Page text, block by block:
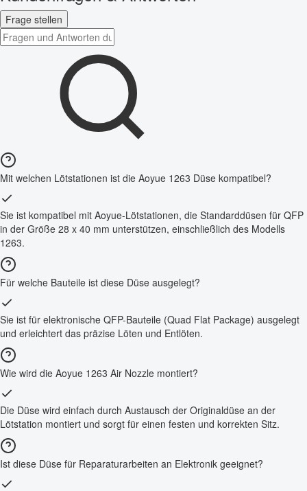
Frage stellen
Mit welchen Lötstationen ist die Aoyue 1263 Düse kompatibel?
Sie ist kompatibel mit Aoyue-Lötstationen, die Standarddüsen für QFP
in der Größe 28 x 40 mm unterstützen, einschließlich des Modells
1263.
Für welche Bauteile ist diese Düse ausgelegt?
Sie ist für elektronische QFP-Bauteile (Quad Flat Package) ausgelegt
und erleichtert das präzise Löten und Entlöten.
Wie wird die Aoyue 1263 Air Nozzle montiert?
Die Düse wird einfach durch Austausch der Originaldüse an der
Lötstation montiert und sorgt für einen festen und korrekten Sitz.
Ist diese Düse für Reparaturarbeiten an Elektronik geeignet?